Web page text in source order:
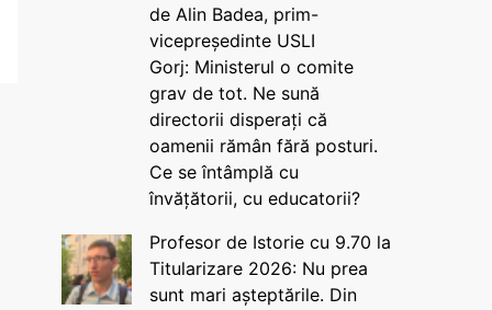
de Alin Badea, prim-
vicepreședinte USLI
Gorj: Ministerul o comite
grav de tot. Ne sună
directorii disperați că
oamenii rămân fără posturi.
Ce se întâmplă cu
învățătorii, cu educatorii?
Profesor de Istorie cu 9.70 la
Titularizare 2026: Nu prea
sunt mari așteptările. Din